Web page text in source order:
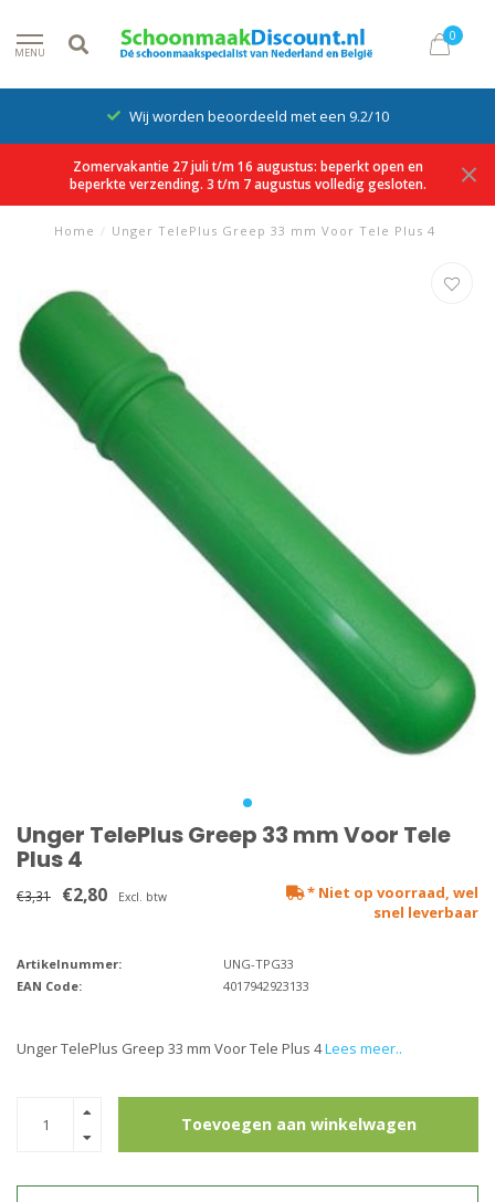
MENU
0
Wij worden beoordeeld met een 9.2/10
Zomervakantie 27 juli t/m 16 augustus: beperkt open en
beperkte verzending. 3 t/m 7 augustus volledig gesloten.
Home / Unger TelePlus Greep 33 mm Voor Tele Plus 4
Unger TelePlus Greep 33 mm Voor Tele
Plus 4
€3,31 €2,80 Excl. btw
* Niet op voorraad, wel
snel leverbaar
Artikelnummer:
UNG-TPG33
EAN Code:
4017942923133
Unger TelePlus Greep 33 mm Voor Tele Plus 4Lees meer..
Toevoegen aan winkelwagen